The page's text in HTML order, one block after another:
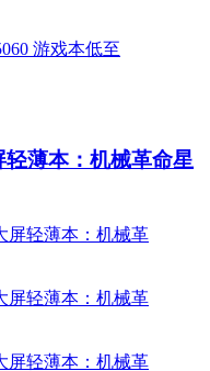
薄本：机械革命星